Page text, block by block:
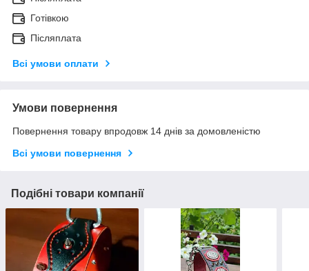
Готівкою
Післяплата
Всі умови оплати
Умови повернення
Повернення товару впродовж 14 днів за домовленістю
Всі умови повернення
Подібні товари компанії